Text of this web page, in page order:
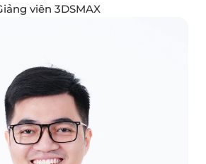
viên 3DSMAX